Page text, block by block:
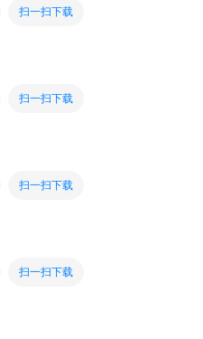
扫一扫下载
扫一扫下载
扫一扫下载
扫一扫下载